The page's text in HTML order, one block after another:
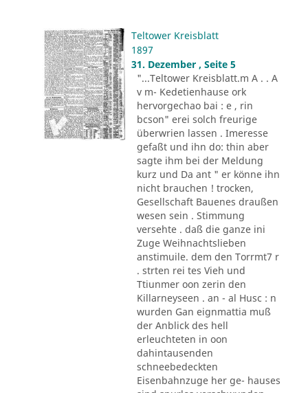
Teltower Kreisblatt
1897
31. Dezember , Seite 5
"...Teltower Kreisblatt.m A . . A
v m- Kedetienhause ork
hervorgechao bai : e , rin
bcson" erei solch freurige
überwrien lassen . Imeresse
gefaßt und ihn do: thin aber
sagte ihm bei der Meldung
kurz und Da ant " er könne ihn
nicht brauchen ! trocken,
Gesellschaft Bauenes draußen
wesen sein . Stimmung
versehte . daß die ganze ini
Zuge Weihnachtslieben
anstimuile. dem den Torrmt7 r
. strten rei tes Vieh und
Ttiunmer oon zerin den
Killarneyseen . an - al Husc : n
wurden Gan eignmattia muß
der Anblick des hell
erleuchteten in oon
dahintausenden
schneebedeckten
Eisenbahnzuge her ge- hauses